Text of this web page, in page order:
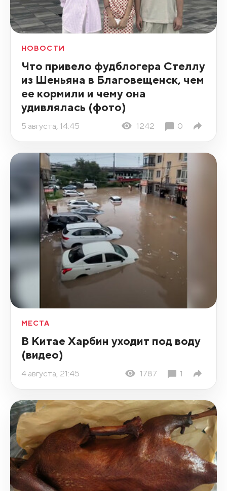
НОВОСТИ
Что привело фудблогера Стеллу
из Шеньяна в Благовещенск, чем
ее кормили и чему она
удивлялась (фото)
5 августа, 14:45 1242 0
МЕСТА
В Китае Харбин уходит под воду
(видео)
4 августа, 21:45 1787 1